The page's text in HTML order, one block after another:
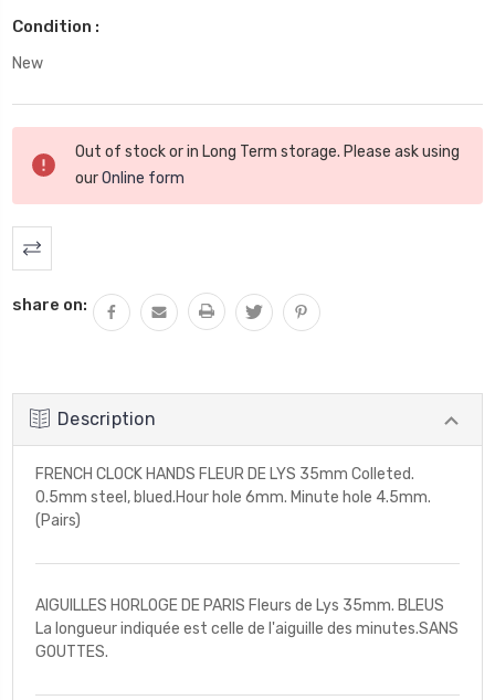
Condition :
New
actuel
Out of stock or in Long Term storage. Please ask using
ourOnline form
share on:
Description
FRENCH CLOCK HANDS FLEUR DE LYS 35mm Colleted.
0.5mm steel, blued.Hour hole 6mm. Minute hole 4.5mm.
(Pairs)
AIGUILLES HORLOGE DE PARIS Fleurs de Lys 35mm. BLEUS
La longueur indiquée est celle de l'aiguille des minutes.SANS
GOUTTES.